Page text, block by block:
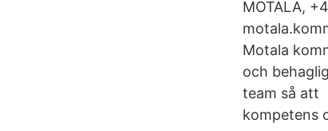
MOTALA,
Motala
och
team så att
kompetens